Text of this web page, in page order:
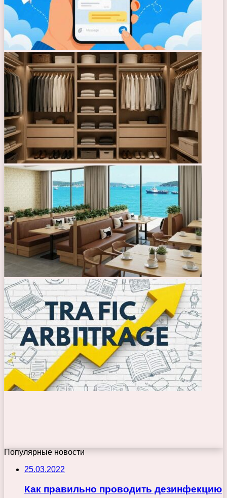
Популярные новости
25.03.2022
Как правильно проводить дезинфекцию